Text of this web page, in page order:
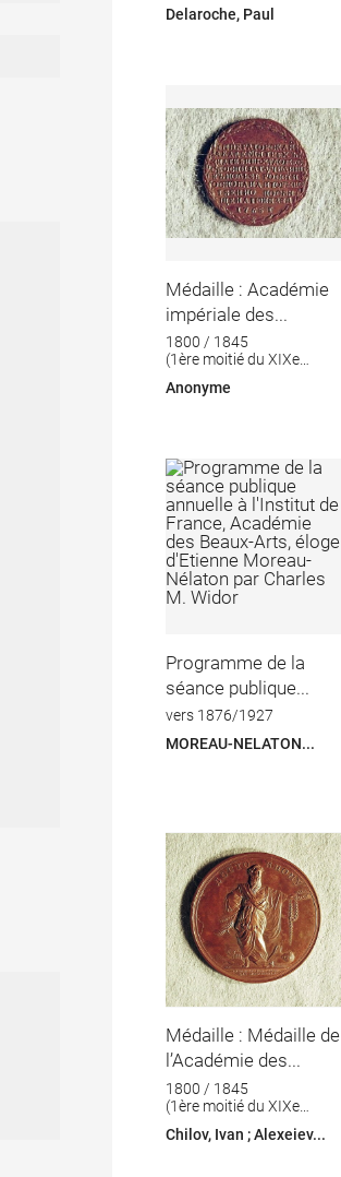
Delaroche, Paul
Médaille : Académie
impériale des...
1800 / 1845
(1ère moitié du XIXe
Anonyme
Programme de la
séance publique...
vers 1876/1927
MOREAU-NELATON...
Médaille : Médaille de
l’Académie des...
1800 / 1845
(1ère moitié du XIXe
Chilov, Ivan ; Alexeiev...